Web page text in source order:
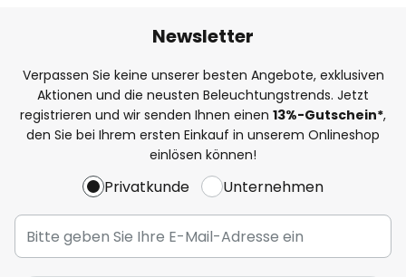
Newsletter
Verpassen Sie keine unserer besten Angebote, exklusiven
Aktionen und die neusten Beleuchtungstrends. Jetzt
registrieren und wir senden Ihnen einen 13%-Gutschein*,
den Sie bei Ihrem ersten Einkauf in unserem Onlineshop
einlösen können!
Privatkunde Unternehmen